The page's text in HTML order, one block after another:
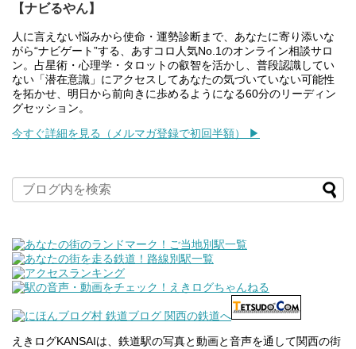
【ナビるやん】
人に言えない悩みから使命・運勢診断まで、あなたに寄り添いな
がら“ナビゲート”する、あすコロ人気No.1のオンライン相談サロ
ン。占星術・心理学・タロットの叡智を活かし、普段認識してい
ない「潜在意識」にアクセスしてあなたの気づいていない可能性
を拓かせ、明日から前向きに歩めるようになる60分のリーディン
グセッション。
今すぐ詳細を見る（メルマガ登録で初回半額） ▶
えきログKANSAIは、鉄道駅の写真と動画と音声を通して関西の街